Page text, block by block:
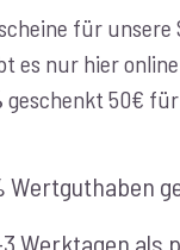
für unsere
es nur hier
geschenkt 50€
Wertguthaben
Werktagen